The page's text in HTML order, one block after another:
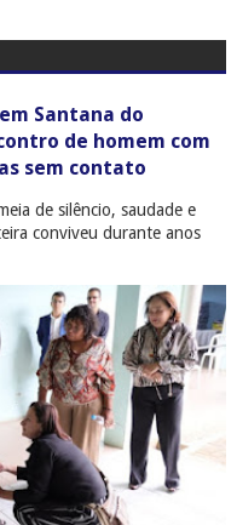
Santana do
de homem com
sem contato
de silêncio, saudade e
conviveu durante anos